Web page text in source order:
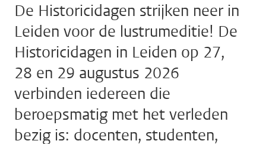
De Historicidagen strijken neer in
Leiden voor de lustrumeditie! De
Historicidagen in Leiden op 27,
28 en 29 augustus 2026
verbinden iedereen die
beroepsmatig met het verleden
bezig is: docenten, studenten,